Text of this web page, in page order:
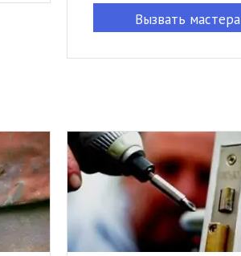
Вызвать мастера